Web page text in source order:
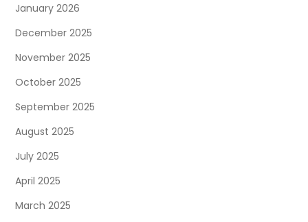
t
i
o
n
January 2026
December 2025
November 2025
October 2025
September 2025
August 2025
July 2025
April 2025
March 2025